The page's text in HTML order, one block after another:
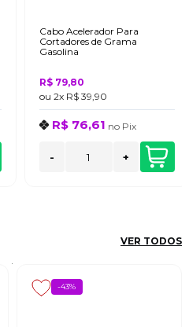
Cabo Acelerador Para
Cortadores de Grama
Gasolina
R$ 79,80
ou 2x R$ 39,90
R$ 76,61 no Pix
- +
VER TODOS
-43%